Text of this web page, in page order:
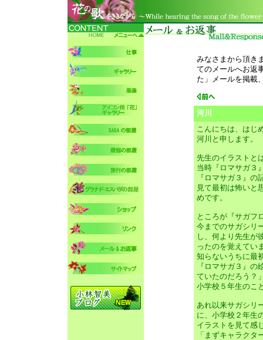
みなさまから頂き
てのメールへお返
た」メールを掲載
河川
こんにちは、はじ
河川と申します。
先生のイラストと
当時『ロマサガ３
『ロマサガ３』
見て最初は怖いと
めです。
ところが『サガフ
今までのサガシリ
し、何より先生が
ったのを覚えてい
知らないうちに最
『ロマサガ３』
ていたのだろう？
小学校５年生のこ
あれ以来サガシリ
に、小学校２年生
イラストを見て感
「まずキャラク